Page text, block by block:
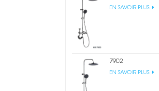
EN SAVOIR PLUS
7902
EN SAVOIR PLUS